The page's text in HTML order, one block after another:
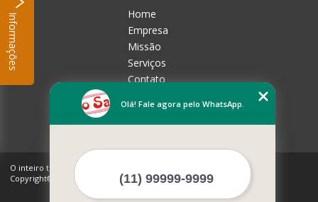
Home
Empresa
Missão
Serviços
Contato
Mais Serviços
O inteiro teor deste site está sujeito à proteção de direitos autorais.
Copyright© Rico Sabor (Lei 9610 de 19/02/1998)
Olá! Fale agora pelo WhatsApp.
Informações